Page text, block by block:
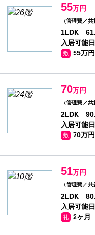
55万円
（管理費／共
1LDK
入居可能
敷 55万
70万円
（管理費／共
2LDK
入居可能
敷 70万
51万円
（管理費／共
2LDK
入居可能
礼 2ヶ月